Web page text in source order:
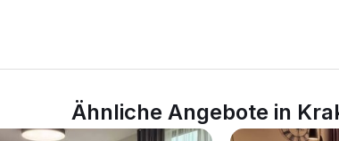
Ähnliche Angebote in